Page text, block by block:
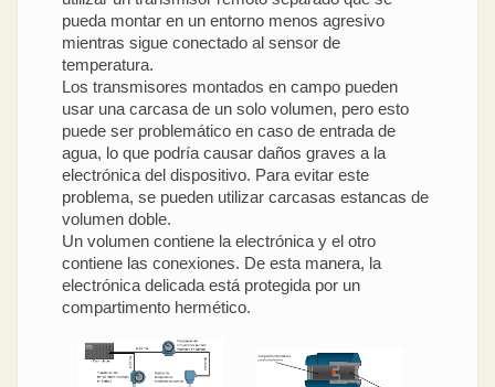
pueda montar en un entorno menos agresivo
mientras sigue conectado al sensor de
temperatura.
Los transmisores montados en campo pueden
usar una carcasa de un solo volumen, pero esto
puede ser problemático en caso de entrada de
agua, lo que podría causar daños graves a la
electrónica del dispositivo. Para evitar este
problema, se pueden utilizar carcasas estancas de
volumen doble.
Un volumen contiene la electrónica y el otro
contiene las conexiones. De esta manera, la
electrónica delicada está protegida por un
compartimento hermético.